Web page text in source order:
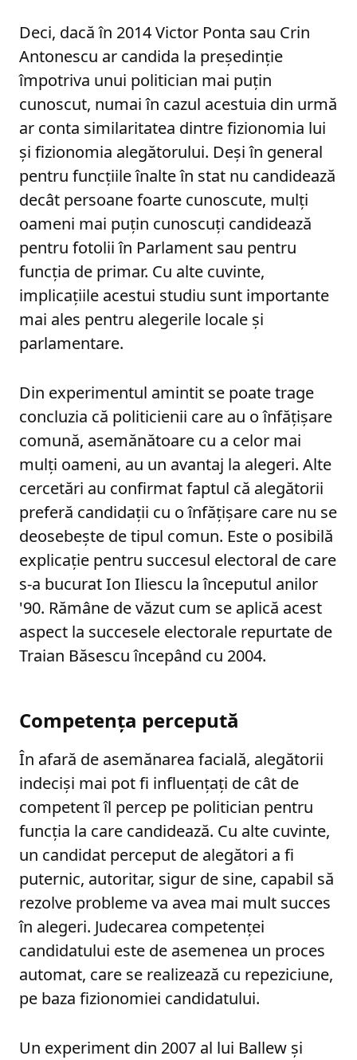
Deci, dacă în 2014 Victor Ponta sau Crin
Antonescu ar candida la președinție
împotriva unui politician mai puțin
cunoscut, numai în cazul acestuia din urmă
ar conta similaritatea dintre fizionomia lui
și fizionomia alegătorului. Deși în general
pentru funcțiile înalte în stat nu candidează
decât persoane foarte cunoscute, mulți
oameni mai puțin cunoscuți candidează
pentru fotolii în Parlament sau pentru
funcția de primar. Cu alte cuvinte,
implicațiile acestui studiu sunt importante
mai ales pentru alegerile locale și
parlamentare.
Din experimentul amintit se poate trage
concluzia că politicienii care au o înfățișare
comună, asemănătoare cu a celor mai
mulți oameni, au un avantaj la alegeri. Alte
cercetări au confirmat faptul că alegătorii
preferă candidații cu o înfățișare care nu se
deosebește de tipul comun. Este o posibilă
explicație pentru succesul electoral de care
s-a bucurat Ion Iliescu la începutul anilor
'90. Rămâne de văzut cum se aplică acest
aspect la succesele electorale repurtate de
Traian Băsescu începând cu 2004.
Competența percepută
În afară de asemănarea facială, alegătorii
indeciși mai pot fi influențați de cât de
competent îl percep pe politician pentru
funcția la care candidează. Cu alte cuvinte,
un candidat perceput de alegători a fi
puternic, autoritar, sigur de sine, capabil să
rezolve probleme va avea mai mult succes
în alegeri. Judecarea competenței
candidatului este de asemenea un proces
automat, care se realizează cu repeziciune,
pe baza fizionomiei candidatului.
Un experiment din 2007 al lui Ballew și